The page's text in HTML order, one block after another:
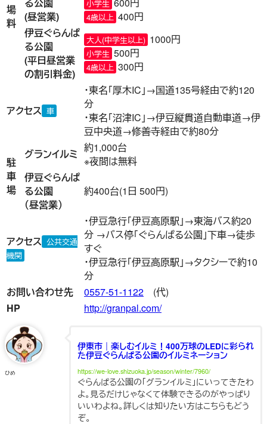
場
料
る公園
(昼営業)
小学生 600円
4歳以上 400円
伊豆ぐらんぱ
る公園
(平日昼営業
の割引料金)
大人(中学生以上) 1000円
小学生 500円
4歳以上 300円
アクセス 車
・東名「厚木IC」→国道135号経由で約120
分
・東名「沼津IC」→伊豆縦貫道自動車道→伊
豆中央道→修善寺経由で約80分
駐
車
場
グランイルミ 約1,000台
※夜間は無料
伊豆ぐらんぱ
る公園
（昼営業）
約400台(1日 500円)
アクセス 公共交通
機関
・伊豆急行「伊豆高原駅」→東海バス約20
分 →バス停「ぐらんぱる公園」下車→徒歩
すぐ
・伊豆急行「伊豆高原駅」→タクシーで約10
分
お問い合わせ先
0557-51-1122 (代)
HP
http://granpal.com/
ひめ
伊東市｜楽しむイルミ！400万球のLEDに彩られ
た伊豆ぐらんぱる公園のイルミネーション
https://we-love.shizuoka.jp/season/winter/7960/
ぐらんぱる公園の「グランイルミ」にいってきたわ
よ。見るだけじゃなくて体験できるのがやっぱり
いいわよね。詳しくは知りたい方はこちらもどう
ぞ。